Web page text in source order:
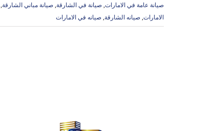
صيانة عامة في الامارات, صيانة في الشارقة, صيانة مباني الشارقة,
الامارات, صيانه الشارقة, صيانه في الامارات